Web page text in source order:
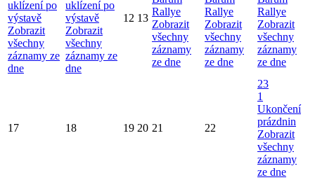
uklízení po
výstavě
Zobrazit
všechny
záznamy ze
dne
uklízení po
výstavě
Zobrazit
všechny
záznamy ze
dne
12 13
Rallye
Zobrazit
všechny
záznamy
ze dne
Rallye
Zobrazit
všechny
záznamy
ze dne
Rallye
Zobrazit
všechny
záznamy
ze dne
17 18 19 20 21 22
23
1
Ukončení
prázdnin
Zobrazit
všechny
záznamy
ze dne